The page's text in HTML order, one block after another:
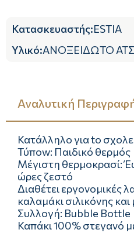
Κατασκευαστής:ESTIA
Υλικό:ΑΝΟΞΕΙΔΩΤΟ
Αναλυτική
Κατάλληλο για tο
Τύποw: Παιδικό θερμός
Μέγιστη θερμοκρασί:
ώρες ζεστό
Διαθέτει εργονομικές
καλαμάκι σιλικόνης
Συλλογή: Bubble Bottle
Καπάκι 100% στεγανό